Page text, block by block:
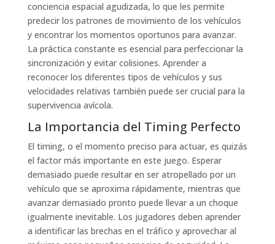
conciencia espacial agudizada, lo que les permite
predecir los patrones de movimiento de los vehículos
y encontrar los momentos oportunos para avanzar.
La práctica constante es esencial para perfeccionar la
sincronización y evitar colisiones. Aprender a
reconocer los diferentes tipos de vehículos y sus
velocidades relativas también puede ser crucial para la
supervivencia avícola.
La Importancia del Timing Perfecto
El timing, o el momento preciso para actuar, es quizás
el factor más importante en este juego. Esperar
demasiado puede resultar en ser atropellado por un
vehículo que se aproxima rápidamente, mientras que
avanzar demasiado pronto puede llevar a un choque
igualmente inevitable. Los jugadores deben aprender
a identificar las brechas en el tráfico y aprovechar al